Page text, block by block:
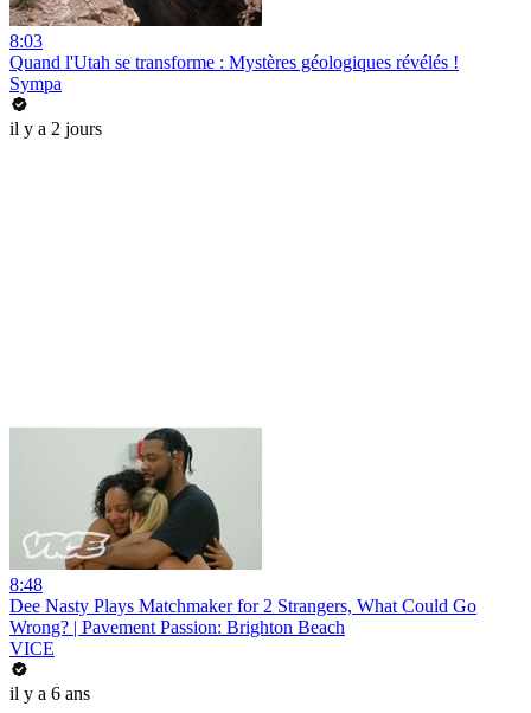
8:03
Quand l'Utah se transforme : Mystères géologiques révélés !
Sympa
il y a 2 jours
8:48
Dee Nasty Plays Matchmaker for 2 Strangers, What Could Go
Wrong? | Pavement Passion: Brighton Beach
VICE
il y a 6 ans